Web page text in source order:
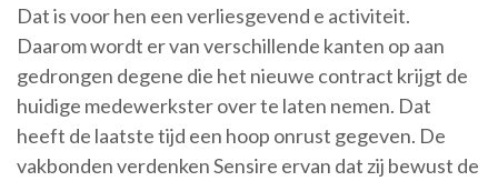
Dat is voor hen een verliesgevend e activiteit.
Daarom wordt er van verschillende kanten op aan
gedrongen degene die het nieuwe contract krijgt de
huidige medewerkster over te laten nemen. Dat
heeft de laatste tijd een hoop onrust gegeven. De
vakbonden verdenken Sensire ervan dat zij bewust de